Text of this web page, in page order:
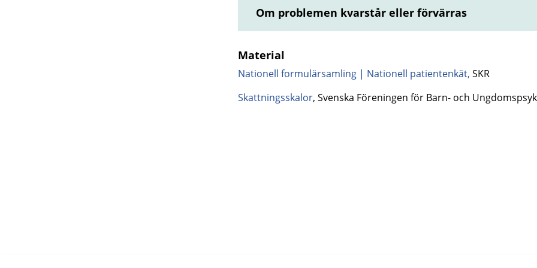
Om problemen kvarstår eller förvärras
Material
Nationell formulärsamling | Nationell patientenkät, SKR
Skattningsskalor, Svenska Föreningen för Barn- och